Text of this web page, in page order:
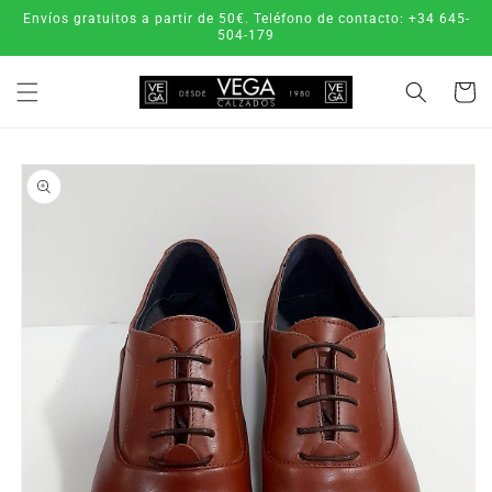
directamente
Envíos gratuitos a partir de 50€. Teléfono de contacto: +34 645-
504-179
Carrito
directamente
a la
información